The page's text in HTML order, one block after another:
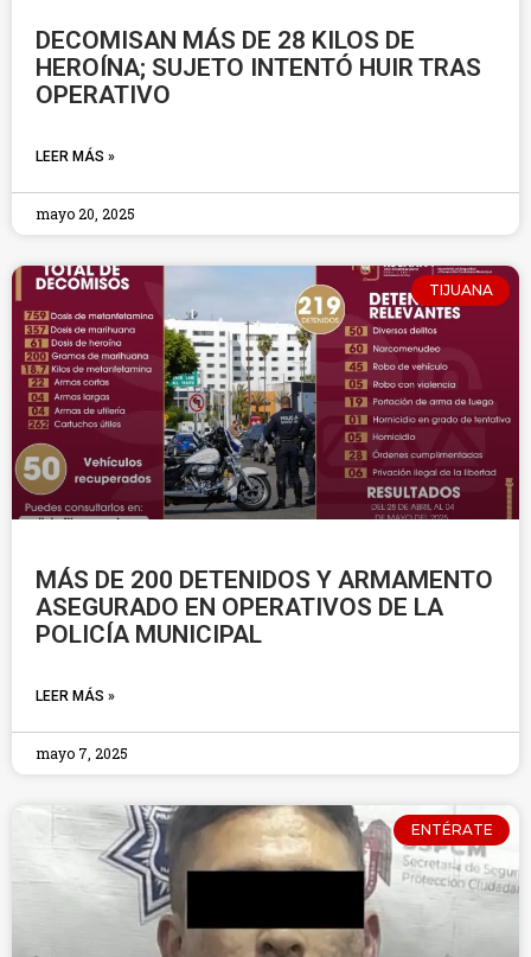
DECOMISAN MÁS DE 28 KILOS DE
HEROÍNA; SUJETO INTENTÓ HUIR TRAS
OPERATIVO
LEER MÁS »
mayo 20, 2025
TIJUANA
MÁS DE 200 DETENIDOS Y ARMAMENTO
ASEGURADO EN OPERATIVOS DE LA
POLICÍA MUNICIPAL
LEER MÁS »
mayo 7, 2025
ENTÉRATE